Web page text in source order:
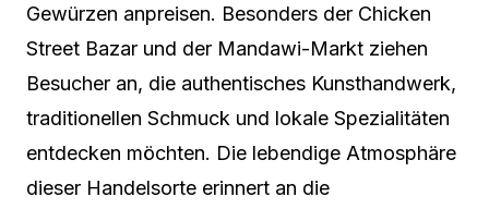
Gewürzen anpreisen. Besonders der Chicken
Street Bazar und der Mandawi-Markt ziehen
Besucher an, die authentisches Kunsthandwerk,
traditionellen Schmuck und lokale Spezialitäten
entdecken möchten. Die lebendige Atmosphäre
dieser Handelsorte erinnert an die